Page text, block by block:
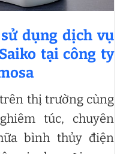
dụng dịch vụ
tại công ty
thị trường cùng
túc, chuyên
bình thủy điện